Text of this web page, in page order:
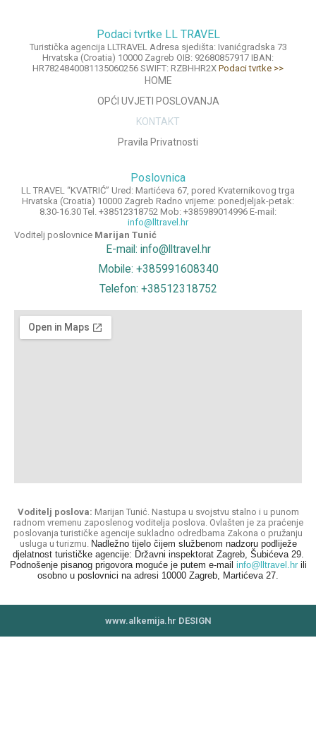
Podaci tvrtke LL TRAVEL
Turistička agencija LLTRAVEL Adresa sjedišta: Ivanićgradska 73
Hrvatska (Croatia) 10000 Zagreb OIB: 92680857917 IBAN:
HR7824840081135060256 SWIFT: RZBHHR2X Podaci tvrtke >>
HOME
OPĆI UVJETI POSLOVANJA
KONTAKT
Pravila Privatnosti
Poslovnica
LL TRAVEL “KVATRIĆ” Ured: Martićeva 67, pored Kvaternikovog trga
Hrvatska (Croatia) 10000 Zagreb Radno vrijeme: ponedjeljak-petak:
8.30-16.30 Tel. +38512318752 Mob: +385989014996 E-mail:
info@lltravel.hr
Voditelj poslovnice Marijan Tunić
E-mail: info@lltravel.hr
Mobile: +385991608340
Telefon: +38512318752
Voditelj poslova: Marijan Tunić. Nastupa u svojstvu stalno i u punom
radnom vremenu zaposlenog voditelja poslova. Ovlašten je za praćenje
poslovanja turističke agencije sukladno odredbama Zakona o pružanju
usluga u turizmu. Nadležno tijelo čijem službenom nadzoru podliježe
djelatnost turističke agencije: Državni inspektorat Zagreb, Šubićeva 29.
Podnošenje pisanog prigovora moguće je putem e-mail info@lltravel.hrili
osobno u poslovnici na adresi 10000 Zagreb, Martićeva 27.
www.alkemija.hr DESIGN